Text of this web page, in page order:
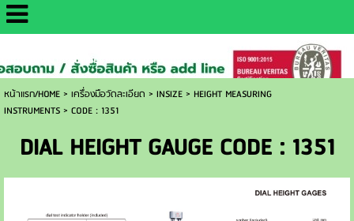
http://www.daisaemetrology.co.th/
หน้าแรก/HOME> เครื่องมือวัดละเอียด > INSIZE> HEIGHT MEASURING
INSTRUMENTS> CODE : 1351
DIAL HEIGHT GAUGE CODE : 1351